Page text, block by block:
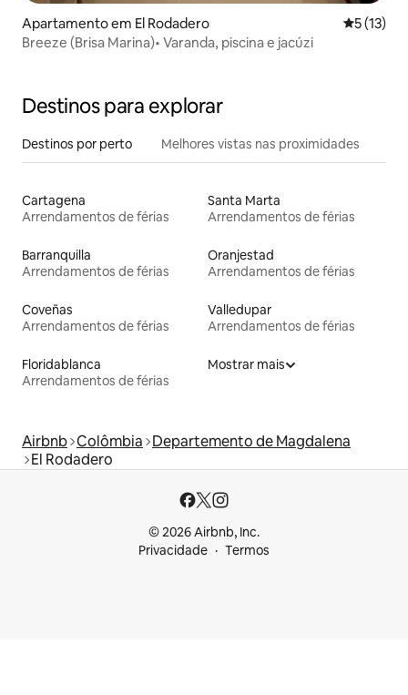
Apartamento em El Rodadero
5 (13)
Breeze (Brisa Marina)• Varanda, piscina e jacúzi
Destinos para explorar
Destinos por perto Melhores vistas nas proximidades
Cartagena
Arrendamentos de férias
Santa Marta
Arrendamentos de férias
Barranquilla
Arrendamentos de férias
Oranjestad
Arrendamentos de férias
Coveñas
Arrendamentos de férias
Valledupar
Arrendamentos de férias
Floridablanca
Arrendamentos de férias
Mostrar mais
Airbnb Colômbia Departemento de Magdalena
El Rodadero
© 2026 Airbnb, Inc.
Privacidade
Termos